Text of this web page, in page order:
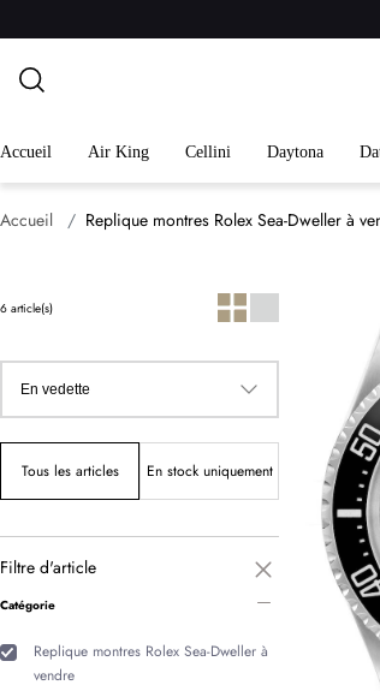
Accueil Air King Cellini Daytona
Accueil Replique montres Rolex Sea-Dweller à
6 article(s)
Tous les articles En stock uniquement
Filtre d'article
Catégorie
Replique montres Rolex Sea-Dweller à
vendre